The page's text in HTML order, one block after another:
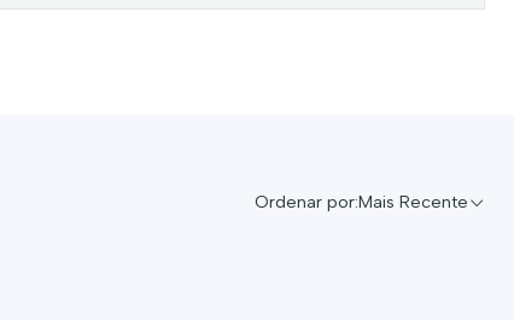
Ordenar por:Mais Recente